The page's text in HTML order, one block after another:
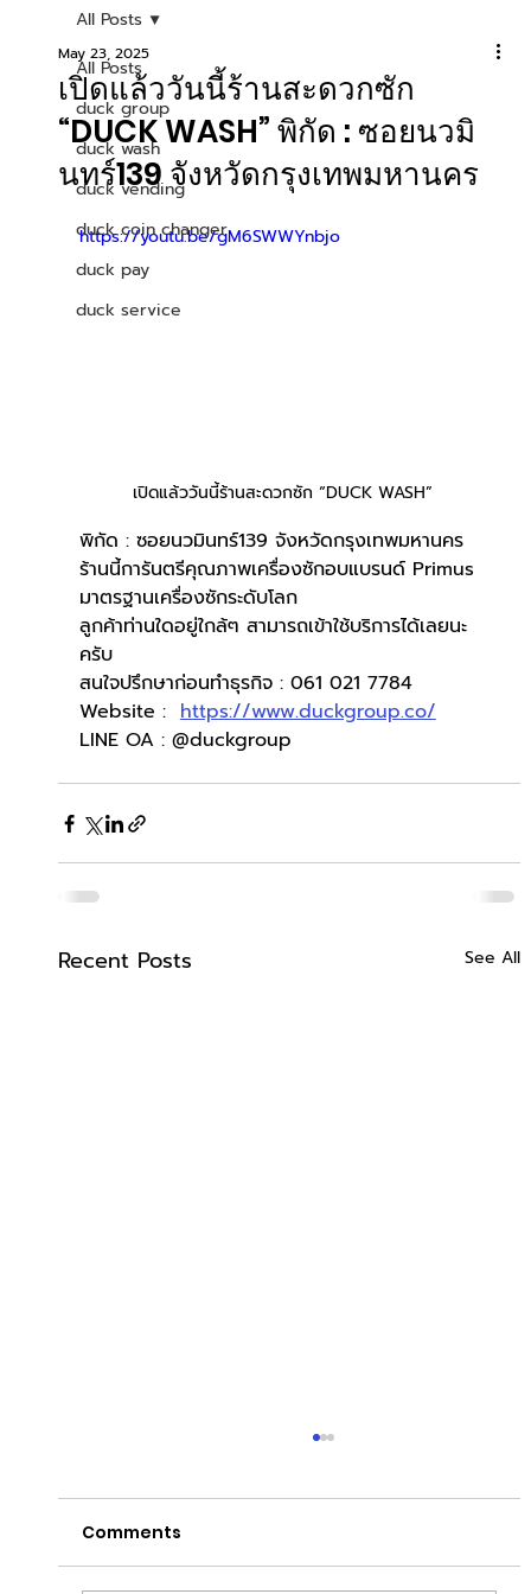
All Posts
duck group
duck wash
duck vending
duck coin changer
duck pay
duck service
All Posts
เปิดแล้ววันนี้ร้านสะดวกซัก
“DUCK WASH” พิกัด : ซอยนวมิ
นทร์139 จังหวัดกรุงเทพมหานคร
May 23, 2025
https://youtu.be/gM6SWWYnbjo
เปิดแล้ววันนี้ร้านสะดวกซัก “DUCK WASH”
พิกัด : ซอยนวมินทร์139 จังหวัดกรุงเทพมหานคร
ร้านนี้การันตรีคุณภาพเครื่องซักอบแบรนด์ Primus
มาตรฐานเครื่องซักระดับโลก
ลูกค้าท่านใดอยู่ใกล้ๆ สามารถเข้าใช้บริการได้เลยนะ
ครับ
สนใจปรึกษาก่อนทำธุรกิจ : 061 021 7784
Website : https://www.duckgroup.co/
LINE OA : @duckgroup
Recent Posts See All
Comments